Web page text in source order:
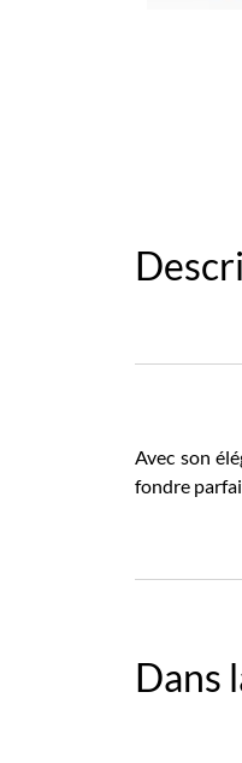
Avec son
fondre
Dans